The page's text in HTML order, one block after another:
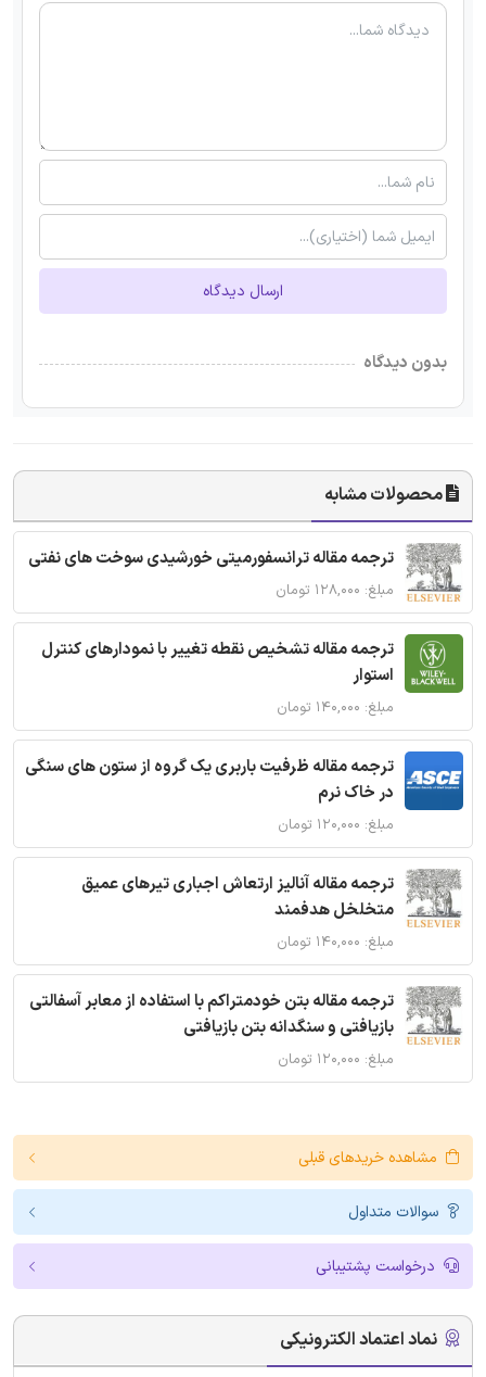
ارسال دیدگاه
بدون دیدگاه
محصولات مشابه
ترجمه مقاله ترانسفورمیتی خورشیدی سوخت های نفتی
مبلغ: ۱۲۸,۰۰۰ تومان
ترجمه مقاله تشخیص نقطه تغییر با نمودارهای کنترل
استوار
مبلغ: ۱۴۰,۰۰۰ تومان
ترجمه مقاله ظرفیت باربری یک گروه از ستون های سنگی
در خاک نرم
مبلغ: ۱۲۰,۰۰۰ تومان
ترجمه مقاله آنالیز ارتعاش اجباری تیرهای عمیق
متخلخل هدفمند
مبلغ: ۱۴۰,۰۰۰ تومان
ترجمه مقاله بتن خودمتراکم با استفاده از معابر آسفالتی
بازیافتی و سنگدانه بتن بازیافتی
مبلغ: ۱۲۰,۰۰۰ تومان
مشاهده خریدهای قبلی
سوالات متداول
درخواست پشتیبانی
نماد اعتماد الکترونیکی